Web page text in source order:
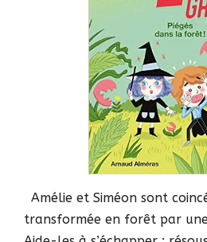
Amélie et Siméon sont
transformée en forêt par